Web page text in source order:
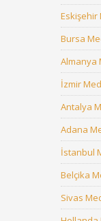
Eskişehir
Bursa
Almanya
İzmir
Antalya
Adana
İstanbul
Belçika
Sivas